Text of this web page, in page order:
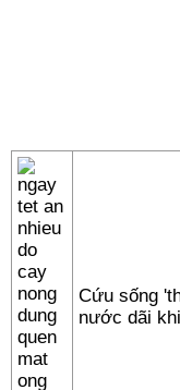
Cứu sống
nước dãi